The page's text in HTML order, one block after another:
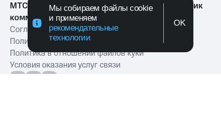
Мы собираем файлы cookie
и применяем
рекомендательные
технологии
OK
МТС Exolve (АО «МТТ») — ведущий разработчик
коммуникационных решений для бизнеса
Согласие на обработку персональных данных
Политика обработки персональных данных
Политика в отношении файлов куки
Условия оказания услуг связи